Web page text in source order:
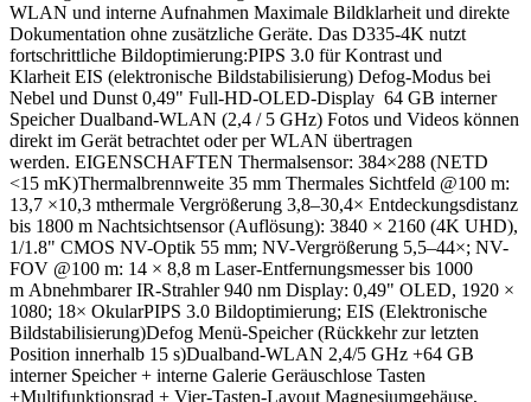
WLAN und interne Aufnahmen Maximale Bildklarheit und direkte
Dokumentation ohne zusätzliche Geräte. Das D335-4K nutzt
fortschrittliche Bildoptimierung:PIPS 3.0 für Kontrast und
Klarheit EIS (elektronische Bildstabilisierung) Defog-Modus bei
Nebel und Dunst 0,49" Full-HD-OLED-Display 64 GB interner
Speicher Dualband-WLAN (2,4 / 5 GHz) Fotos und Videos können
direkt im Gerät betrachtet oder per WLAN übertragen
werden. EIGENSCHAFTEN Thermalsensor: 384×288 (NETD
<15 mK)Thermalbrennweite 35 mm Thermales Sichtfeld @100 m:
13,7 ×10,3 mthermale Vergrößerung 3,8–30,4× Entdeckungsdistanz
bis 1800 m Nachtsichtsensor (Auflösung): 3840 × 2160 (4K UHD),
1/1.8" CMOS NV-Optik 55 mm; NV-Vergrößerung 5,5–44×; NV-
FOV @100 m: 14 × 8,8 m Laser-Entfernungsmesser bis 1000
m Abnehmbarer IR-Strahler 940 nm Display: 0,49" OLED, 1920 ×
1080; 18× OkularPIPS 3.0 Bildoptimierung; EIS (Elektronische
Bildstabilisierung)Defog Menü-Speicher (Rückkehr zur letzten
Position innerhalb 15 s)Dualband-WLAN 2,4/5 GHz +64 GB
interner Speicher + interne Galerie Geräuschlose Tasten
+Multifunktionsrad + Vier-Tasten-Layout Magnesiumgehäuse,